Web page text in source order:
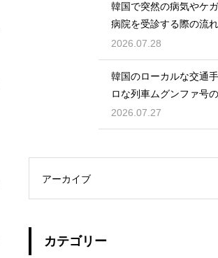
韓国で突然の病気やケ
病院を受診する際の流
れる保険
2026.07.28
韓国のローカルな交通
ロな列車ムグンファ号の
り心地
2026.07.27
アーカイブ
カテゴリー